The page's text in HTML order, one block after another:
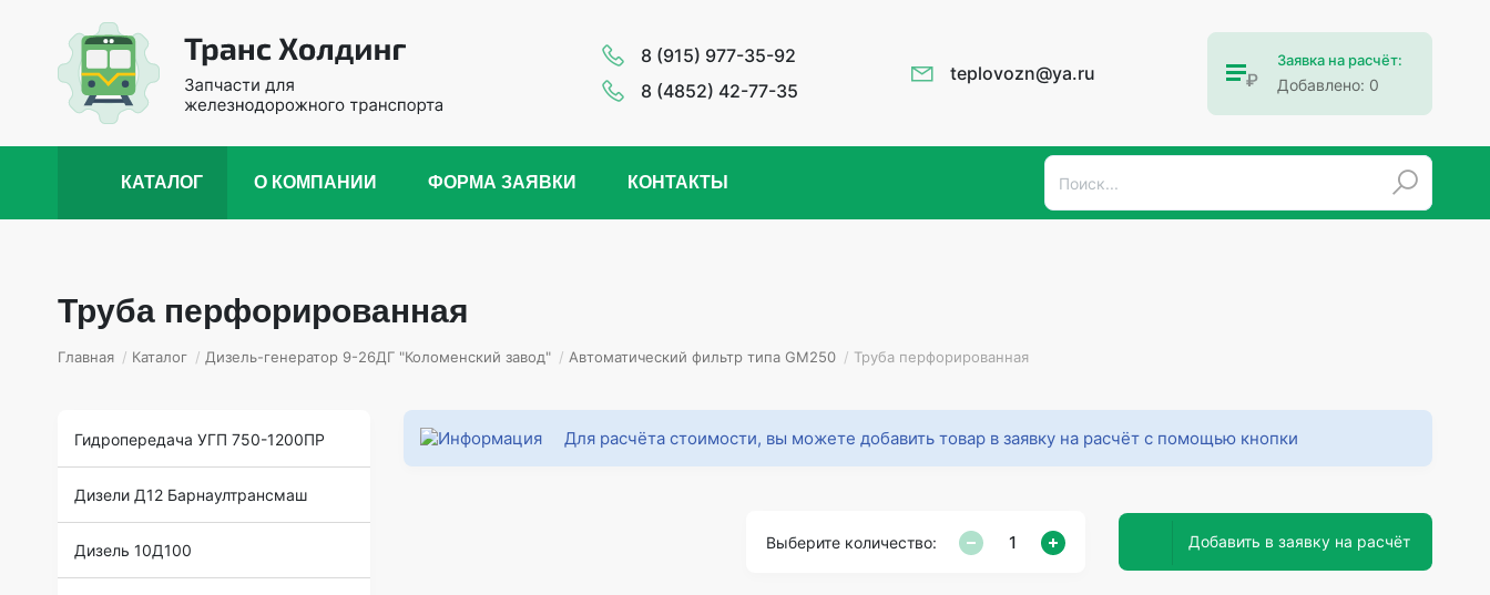
8 (915) 977-35-92
8 (4852) 42-77-35
teplovozn@ya.ru
Заявка на расчёт:
Добавлено: 0
КАТАЛОГ О КОМПАНИИ ФОРМА ЗАЯВКИ КОНТАКТЫ
Труба перфорированная
Главная / Каталог / Дизель-генератор 9-26ДГ "Коломенский завод" / Автоматический фильтр типа GМ250 / Труба перфорированная
Гидропередача УГП 750-1200ПР
Дизели Д12 Барнаултрансмаш
Дизель 10Д100
Для расчёта стоимости, вы можете добавить товар в заявку на расчёт с помощью кнопки
Выберите количество: Добавить в заявку на расчёт